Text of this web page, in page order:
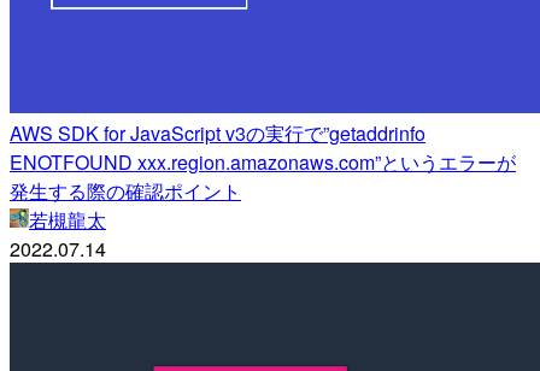
AWS SDK for JavaScript v3の実行で”getaddrinfo
ENOTFOUND xxx.region.amazonaws.com”というエラーが
発生する際の確認ポイント
若槻龍太
2022.07.14